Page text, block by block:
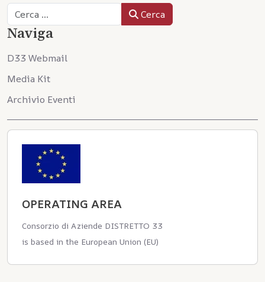
Cerca Cerca
Naviga
D33 Webmail
Media Kit
Archivio Eventi
OPERATING AREA
Consorzio di Aziende DISTRETTO 33
is based in the European Union (EU)